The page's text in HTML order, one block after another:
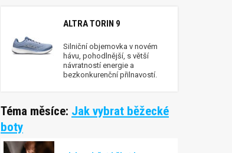
ALTRA TORIN 9
Silniční objemovka v novém
hávu, pohodlnější, s větší
návratností energie a
bezkonkurenční přilnavostí.
Téma měsíce: Jak vybrat běžecké
boty